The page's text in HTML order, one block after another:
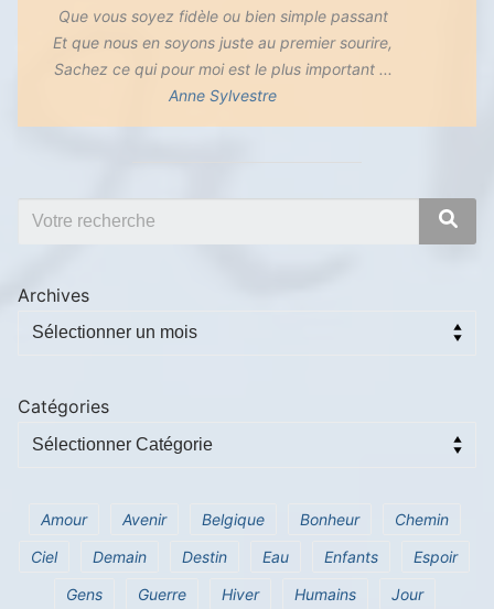
Que vous soyez fidèle ou bien simple passant
Et que nous en soyons juste au premier sourire,
Sachez ce qui pour moi est le plus important ...
Anne Sylvestre
Archives
Catégories
Amour Avenir Belgique Bonheur
Chemin
Ciel
Demain Destin Eau Enfants
Espoir
Gens
Guerre Hiver Humains
Jour